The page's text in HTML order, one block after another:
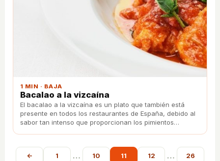
1 MIN · BAJA
Bacalao a la vizcaína
El bacalao a la vizcaína es un plato que también está
presente en todos los restaurantes de España, debido al
sabor tan intenso que proporcionan los pimientos
← 1 … 10 11 12 … 26